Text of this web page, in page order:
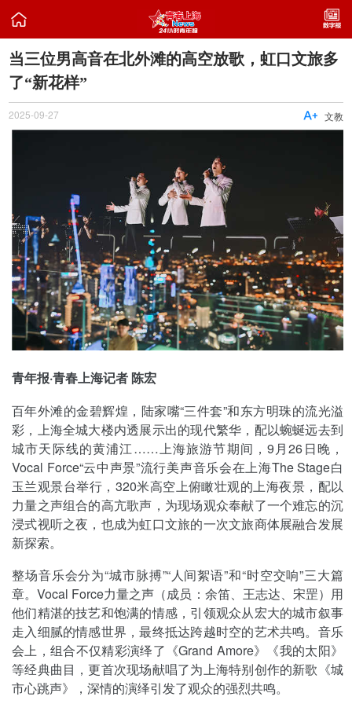

当三位男高音在北外滩的高空放歌，虹口文旅多
了“新花样”
2025-09-27 文教

青年报·青春上海记者 陈宏
百年外滩的金碧辉煌，陆家嘴“三件套”和东方明珠的流光溢
彩，上海全城大楼内透展示出的现代繁华，配以蜿蜒远去到
城市天际线的黄浦江……上海旅游节期间，9月26日晚，
Vocal Force“云中声景”流行美声音乐会在上海The Stage白
玉兰观景台举行，320米高空上俯瞰壮观的上海夜景，配以
力量之声组合的高亢歌声，为现场观众奉献了一个难忘的沉
浸式视听之夜，也成为虹口文旅的一次文旅商体展融合发展
新探索。
整场音乐会分为“城市脉搏”“人间絮语”和“时空交响”三大篇
章。Vocal Force力量之声（成员：余笛、王志达、宋罡）用
他们精湛的技艺和饱满的情感，引领观众从宏大的城市叙事
走入细腻的情感世界，最终抵达跨越时空的艺术共鸣。音乐
会上，组合不仅精彩演绎了《Grand Amore》《我的太阳》
等经典曲目，更首次现场献唱了为上海特别创作的新歌《城
市心跳声》，深情的演绎引发了观众的强烈共鸣。